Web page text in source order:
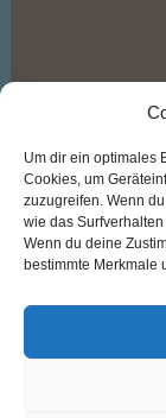
Um dir ein optimales
Cookies, um
zuzugreifen. Wenn
wie das
Wenn du deine
bestimmte Merkmale